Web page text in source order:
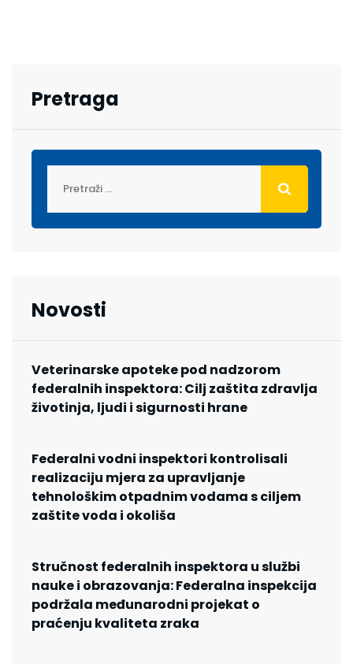
Pretraga
Novosti
Veterinarske apoteke pod nadzorom
federalnih inspektora: Cilj zaštita zdravlja
životinja, ljudi i sigurnosti hrane
Federalni vodni inspektori kontrolisali
realizaciju mjera za upravljanje
tehnološkim otpadnim vodama s ciljem
zaštite voda i okoliša
Stručnost federalnih inspektora u službi
nauke i obrazovanja: Federalna inspekcija
podržala međunarodni projekat o
praćenju kvaliteta zraka